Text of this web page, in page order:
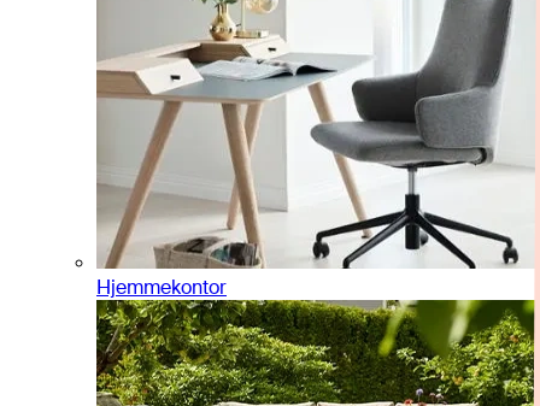
Hjemmekontor